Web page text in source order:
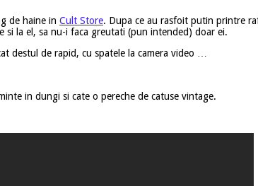
de haine in Cult Store. Dupa ce au rasfoit putin printre
si la el, sa nu-i faca greutati (pun intended) doar ei.
destul de rapid, cu spatele la camera video …
in dungi si cate o pereche de catuse vintage.